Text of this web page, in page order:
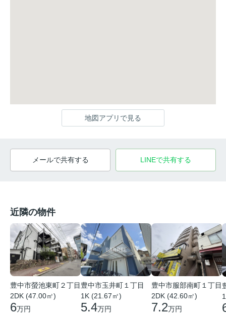
地図アプリで見る
メールで共有する LINEで共有する
近隣の物件
豊中市螢池東町２丁目
2DK (47.00㎡)
6万円
豊中市玉井町１丁目
1K (21.67㎡)
5.4万円
豊中市服部南町１丁目
2DK (42.60㎡)
7.2万円